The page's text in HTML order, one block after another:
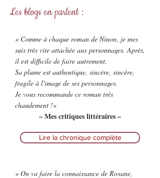
Les blogs en parlent :
« Comme à chaque roman de Ninon, je mes
suis très vite attachée aux personnages. Après,
il est difficile de faire autrement.
Sa plume est authentique, sincère, sincère,
fragile à l'image de ses personnages.
Je vous recommande ce roman très
chaudement !»
– Mes critiques littéraires –
Lire la chronique complète
« On va faire la connaissance de Roxane,